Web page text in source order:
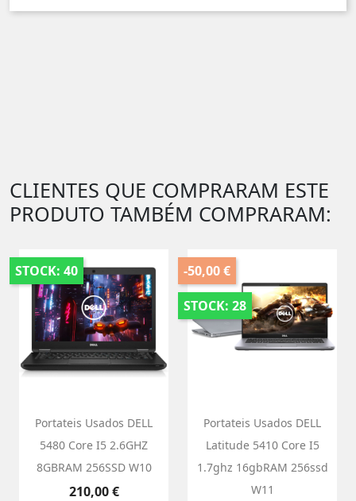
CLIENTES QUE COMPRARAM ESTE
PRODUTO TAMBÉM COMPRARAM:
STOCK: 40
Portateis Usados DELL
5480 Core I5 2.6GHZ
8GBRAM 256SSD W10
Preço
210,00 €
-50,00 €
STOCK: 28
Portateis Usados DELL
Latitude 5410 Core I5
1.7ghz 16gbRAM 256ssd
W11